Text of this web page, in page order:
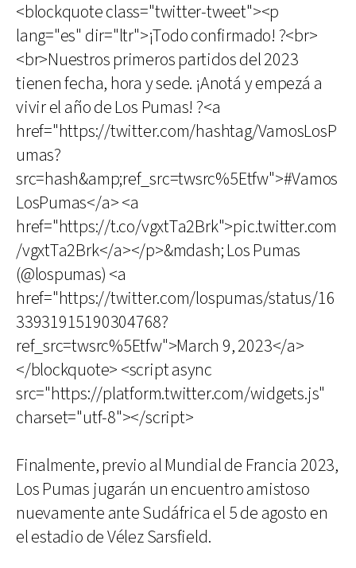
<blockquote class="twitter-tweet"><p
lang="es" dir="ltr">¡Todo confirmado! ?<br>
<br>Nuestros primeros partidos del 2023
tienen fecha, hora y sede. ¡Anotá y empezá a
vivir el año de Los Pumas! ?<a
href="https://twitter.com/hashtag/VamosLosP
umas?
src=hash&amp;ref_src=twsrc%5Etfw">#Vamos
LosPumas</a> <a
href="https://t.co/vgxtTa2Brk">pic.twitter.com
/vgxtTa2Brk</a></p>&mdash; Los Pumas
(@lospumas) <a
href="https://twitter.com/lospumas/status/16
33931915190304768?
ref_src=twsrc%5Etfw">March 9, 2023</a>
</blockquote> <script async
src="https://platform.twitter.com/widgets.js"
charset="utf-8"></script>
Finalmente, previo al Mundial de Francia 2023,
Los Pumas jugarán un encuentro amistoso
nuevamente ante Sudáfrica el 5 de agosto en
el estadio de Vélez Sarsfield.